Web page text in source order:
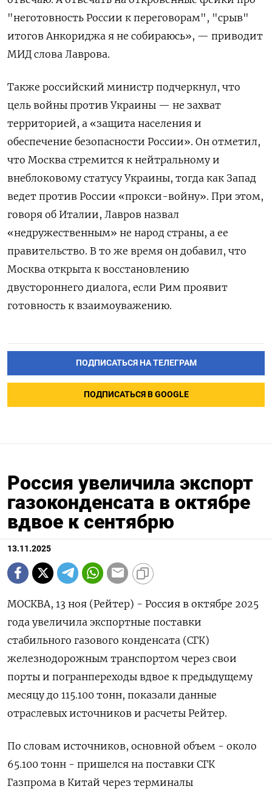
"неготовность России к переговорам", "срыв"
итогов Анкориджа я не собираюсь», — приводит
МИД слова Лаврова.
Также российский министр подчеркнул, что
цель войны против Украины — не захват
территорией, а «защита населения и
обеспечение безопасности России». Он отметил,
что Москва стремится к нейтральному и
внеблоковому статусу Украины, тогда как Запад
ведет против России «прокси-войну». При этом,
говоря об Италии, Лавров назвал
«недружественным» не народ страны, а ее
правительство. В то же время он добавил, что
Москва открыта к восстановлению
двустороннего диалога, если Рим проявит
готовность к взаимоуважению.
ПОДПИСАТЬСЯ НА ТЕЛЕГРАМ
ПОДПИСАТЬСЯ В GOOGLE
Россия увеличила экспорт
газоконденсата в октябре
вдвое к сентябрю
13.11.2025
МОСКВА, 13 ноя (Рейтер) - Россия в октябре 2025
года увеличила экспортные поставки
стабильного газового конденсата (СГК)
железнодорожным транспортом через свои
порты и погранпереходы вдвое к предыдущему
месяцу до 115.100 тонн, показали данные
отраслевых источников и расчеты Рейтер.
По словам источников, основной объем - около
65.100 тонн - пришелся на поставки СГК
Газпрома в Китай через терминалы